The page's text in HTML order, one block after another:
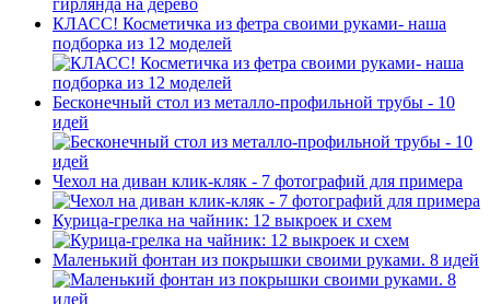
КЛАСС! Косметичка из фетра своими руками- наша
подборка из 12 моделей
Бесконечный стол из металло-профильной трубы - 10
идей
Чехол на диван клик-кляк - 7 фотографий для примера
Курица-грелка на чайник: 12 выкроек и схем
Маленький фонтан из покрышки своими руками. 8 идей